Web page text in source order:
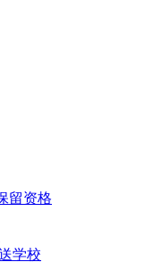
留资格
学校